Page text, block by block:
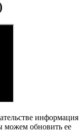
информация
можем обновить ее